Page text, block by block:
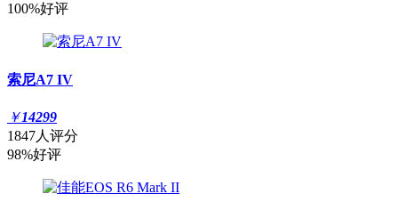
100%好评
索尼A7 IV
￥14299
1847人评分
98%好评